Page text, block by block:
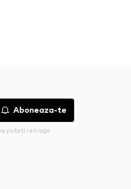
Aboneaza-te
puteti retrage